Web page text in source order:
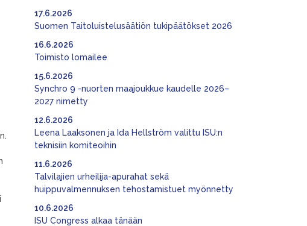
Suomen Taitoluistelusäätiön tukipäätökset 2026
17.6.2026
Toimisto lomailee
16.6.2026
Synchro 9 -nuorten maajoukkue kaudelle 2026–
2027 nimetty
15.6.2026
Leena Laaksonen ja Ida Hellström valittu ISU:n
teknisiin komiteoihin
12.6.2026
Talvilajien urheilija-apurahat sekä
huippuvalmennuksen tehostamistuet myönnetty
11.6.2026
ISU Congress alkaa tänään
10.6.2026